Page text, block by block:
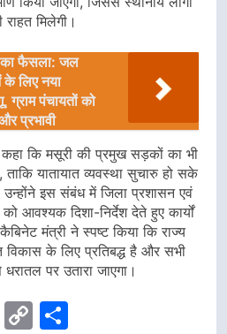
मिलेगी।
का फैसला: जल
लिए नया
ग्राम पंचायतों को
प्रभावी
कि मसूरी की प्रमुख सड़कों का भी
ताकि यातायात व्यवस्था सुचारु हो सके
उन्होंने इस संबंध में जिला प्रशासन एवं
आवश्यक दिशा-निर्देश देते हुए कार्यों
मंत्री ने स्पष्ट किया कि राज्य
के लिए प्रतिबद्ध है और सभी
पर उतारा जाएगा।
Telegram
Copy